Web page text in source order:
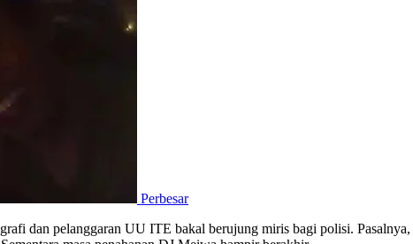
Perbesar
dan pelanggaran UU ITE bakal berujung miris bagi polisi.